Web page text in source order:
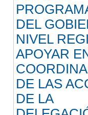
DEL
NIVEL
APOYAR
DE LAS
DE LA